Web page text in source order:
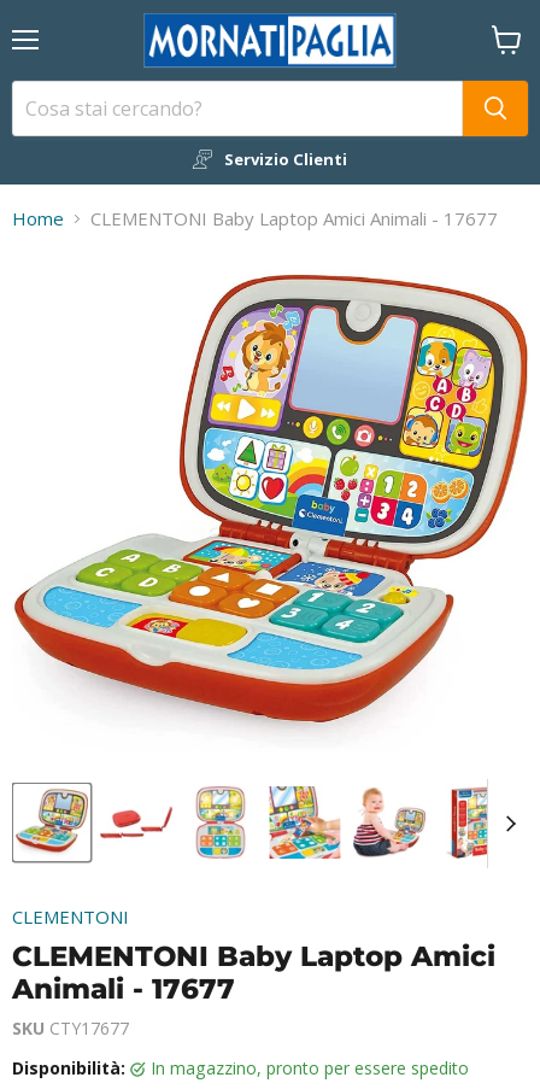
Servizio Clienti
il
Home CLEMENTONI Baby Laptop Amici Animali - 17677
CLEMENTONI
CLEMENTONI Baby Laptop Amici
Animali - 17677
SKU CTY17677
Disponibilità:
in magazzino, pronto per essere spedito